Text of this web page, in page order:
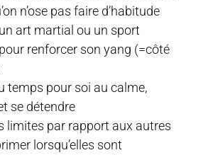
n’ose pas faire d’habitude
art martial ou un sport
renforcer son yang (=côté
temps pour soi au calme,
se détendre
limites par rapport aux autres
lorsqu’elles sont